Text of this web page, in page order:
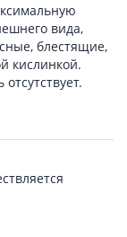
вида,
блестящие,
кислинкой.